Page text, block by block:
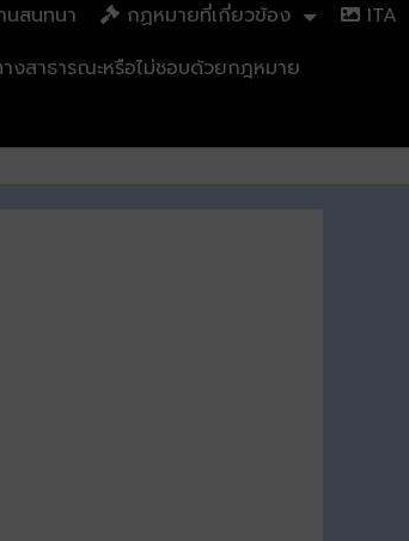
นสนทนา กฏหมายที่เกี่ยวข้อง
ITA
งสาธารณะหรือไม่ชอบด้วยกฎหมาย